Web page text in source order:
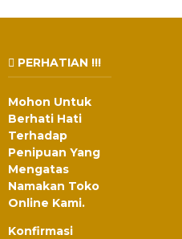
PERHATIAN !!!
Mohon Untuk
Berhati Hati
Terhadap
Penipuan Yang
Mengatas
Namakan Toko
Online Kami.
Konfirmasi